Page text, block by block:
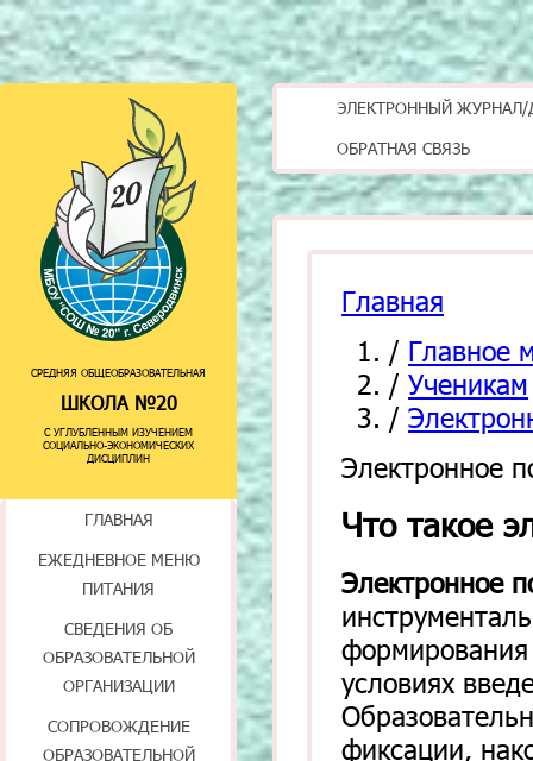
СРЕДНЯЯ ОБЩЕОБРАЗОВАТЕЛЬНАЯ
ШКОЛА №20
С УГЛУБЛЕННЫМ ИЗУЧЕНИЕМ
СОЦИАЛЬНО-ЭКОНОМИЧЕСКИХ
ДИСЦИПЛИН
ГЛАВНАЯ
ЕЖЕДНЕВНОЕ МЕНЮ
ПИТАНИЯ
СВЕДЕНИЯ ОБ
ОБРАЗОВАТЕЛЬНОЙ
ОРГАНИЗАЦИИ
СОПРОВОЖДЕНИЕ
ОБРАЗОВАТЕЛЬНОЙ
ЭЛЕКТРОННЫЙ ЖУРНАЛ/
ОБРАТНАЯ СВЯЗЬ
Главная
/ Главное
/Ученикам
/
Электронное
Что такое
Электронное
условиях
фиксации,